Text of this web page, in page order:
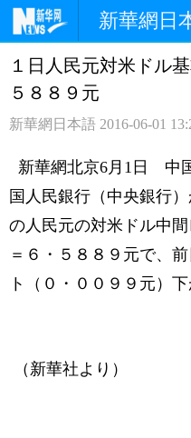
新華網日
ホームページ
観光
中日対訳
１日人民元対米ドル
５８８９元
新華網日本語 2016-06-01
新華網北京6月1日 中
国人民銀行（中央銀行
の人民元の対米ドル中
＝６・５８８９元で、
ト（０・００９９元）下
（新華社より）